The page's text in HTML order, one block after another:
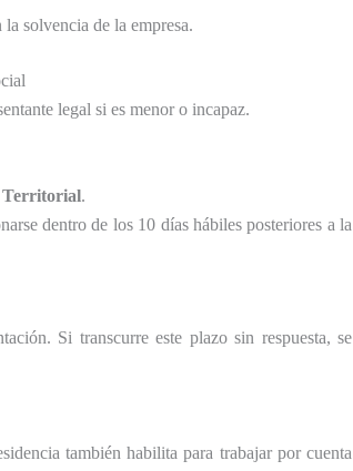
solvencia de la empresa.
legal si es menor o incapaz.
Territorial.
dentro de los 10 días hábiles posteriores a la
Si transcurre este plazo sin respuesta, se
también habilita para trabajar por cuenta